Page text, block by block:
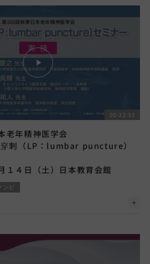
00:22:53
老年精神医学会
穿刺（LP：lumbar puncture）
１４日（土）日本教育会館
ンビ